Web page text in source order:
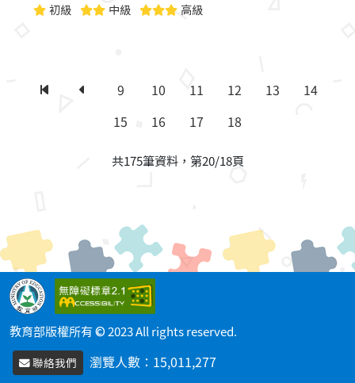
初級 中級 高級
第一頁 上一頁
9 10 11 12 13
14
15
16 17 18
共175筆資料，第20/18頁
教育部版權所有 © 2023 All rights reserved.
聯絡我們 瀏覽人數： 15,011,277